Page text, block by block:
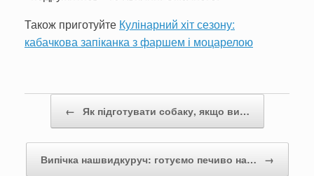
Також приготуйте Кулінарний хіт сезону:
кабачкова запіканка з фаршем і моцарелою
← Як підготувати собаку, якщо ви…
Випічка нашвидкуруч: готуємо печиво на… →